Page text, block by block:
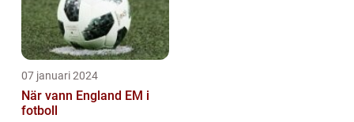
07 januari 2024
När vann England EM i
fotboll